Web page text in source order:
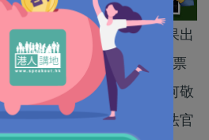
過一個多小時的點票後結果出
光成為「票王」，以1,028票
院長黃錦輝、新民黨中委何敬
當選。選管會主席陸啟康法官